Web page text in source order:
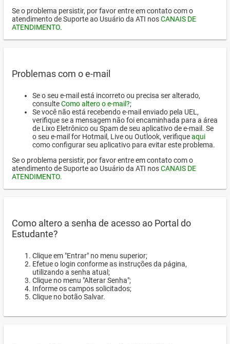
Se o problema persistir, por favor entre em contato com o
atendimento de Suporte ao Usuário da ATI nosCANAIS DE
ATENDIMENTO.
Problemas com o e-mail
Se o seu e-mail está incorreto ou precisa ser alterado,
consulteComo altero o e-mail?;
Se você não está recebendo e-mail enviado pela UEL,
verifique se a mensagem não foi encaminhada para a área
de Lixo Eletrônico ou Spam de seu aplicativo de e-mail. Se
o seu e-mail for Hotmail, Live ou Outlook, verifiqueaqui
como configurar seu aplicativo para evitar este problema.
Se o problema persistir, por favor entre em contato com o
atendimento de Suporte ao Usuário da ATI nosCANAIS DE
ATENDIMENTO.
Como altero a senha de acesso ao Portal do
Estudante?
Clique em "Entrar" no menu superior;
Efetue o login conforme as instruções da página,
utilizando a senha atual;
Clique no menu "Alterar Senha";
Informe os campos solicitados;
Clique no botão Salvar.